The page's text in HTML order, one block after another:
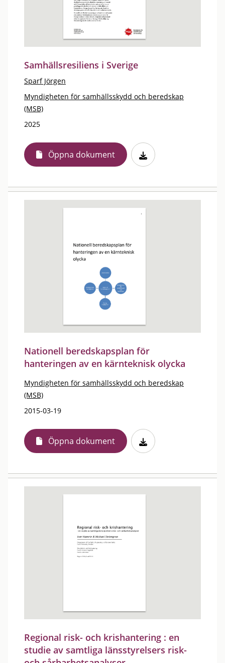
Samhällsresiliens i Sverige
Sparf Jörgen
Myndigheten för samhällsskydd och beredskap
(MSB)
2025
Öppna dokument
Nationell beredskapsplan för
hanteringen av en kärnteknisk olycka
Myndigheten för samhällsskydd och beredskap
(MSB)
2015-03-19
Öppna dokument
Regional risk- och krishantering : en
studie av samtliga länsstyrelsers risk-